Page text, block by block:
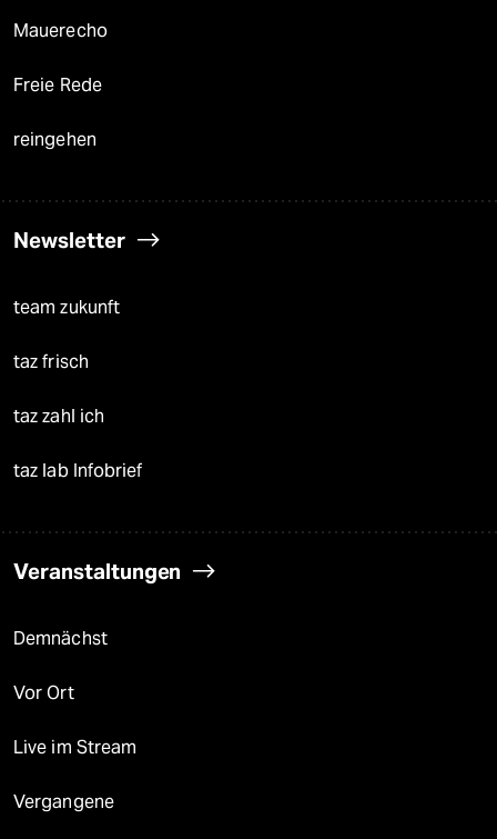
Mauerecho
Freie Rede
reingehen
Newsletter
team zukunft
taz frisch
taz zahl ich
taz lab Infobrief
Veranstaltungen
Demnächst
Vor Ort
Live im Stream
Vergangene